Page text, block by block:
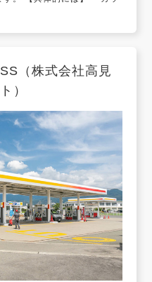
（株式会社高見
）